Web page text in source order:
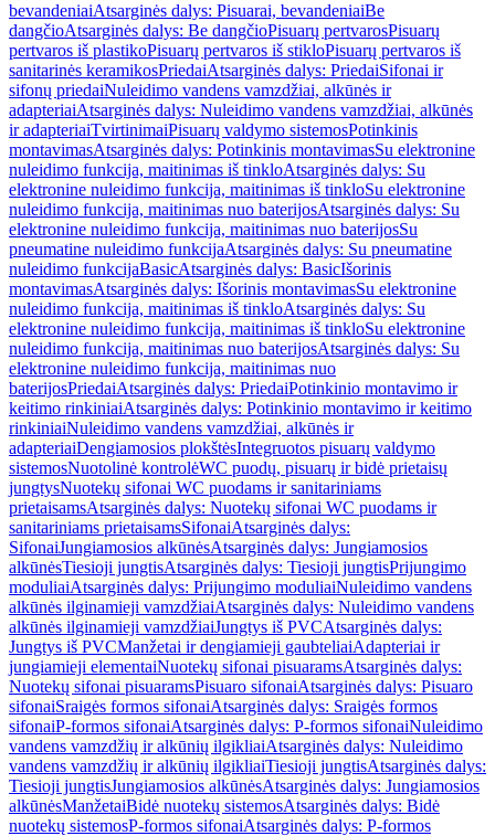
bevandeniaiAtsarginės dalys: Pisuarai, bevandeniaiBe
dangčioAtsarginės dalys: Be dangčioPisuarų pertvarosPisuarų
pertvaros iš plastikoPisuarų pertvaros iš stikloPisuarų pertvaros iš
sanitarinės keramikosPriedaiAtsarginės dalys: PriedaiSifonai ir
sifonų priedaiNuleidimo vandens vamzdžiai, alkūnės ir
adapteriaiAtsarginės dalys: Nuleidimo vandens vamzdžiai, alkūnės
ir adapteriaiTvirtinimaiPisuarų valdymo sistemosPotinkinis
montavimasAtsarginės dalys: Potinkinis montavimasSu elektronine
nuleidimo funkcija, maitinimas iš tinkloAtsarginės dalys: Su
elektronine nuleidimo funkcija, maitinimas iš tinkloSu elektronine
nuleidimo funkcija, maitinimas nuo baterijosAtsarginės dalys: Su
elektronine nuleidimo funkcija, maitinimas nuo baterijosSu
pneumatine nuleidimo funkcijaAtsarginės dalys: Su pneumatine
nuleidimo funkcijaBasicAtsarginės dalys: BasicIšorinis
montavimasAtsarginės dalys: Išorinis montavimasSu elektronine
nuleidimo funkcija, maitinimas iš tinkloAtsarginės dalys: Su
elektronine nuleidimo funkcija, maitinimas iš tinkloSu elektronine
nuleidimo funkcija, maitinimas nuo baterijosAtsarginės dalys: Su
elektronine nuleidimo funkcija, maitinimas nuo
baterijosPriedaiAtsarginės dalys: PriedaiPotinkinio montavimo ir
keitimo rinkiniaiAtsarginės dalys: Potinkinio montavimo ir keitimo
rinkiniaiNuleidimo vandens vamzdžiai, alkūnės ir
adapteriaiDengiamosios plokštėsIntegruotos pisuarų valdymo
sistemosNuotolinė kontrolėWC puodų, pisuarų ir bidė prietaisų
jungtysNuotekų sifonai WC puodams ir sanitariniams
prietaisamsAtsarginės dalys: Nuotekų sifonai WC puodams ir
sanitariniams prietaisamsSifonaiAtsarginės dalys:
SifonaiJungiamosios alkūnėsAtsarginės dalys: Jungiamosios
alkūnėsTiesioji jungtisAtsarginės dalys: Tiesioji jungtisPrijungimo
moduliaiAtsarginės dalys: Prijungimo moduliaiNuleidimo vandens
alkūnės ilginamieji vamzdžiaiAtsarginės dalys: Nuleidimo vandens
alkūnės ilginamieji vamzdžiaiJungtys iš PVCAtsarginės dalys:
Jungtys iš PVCManžetai ir dengiamieji gaubteliaiAdapteriai ir
jungiamieji elementaiNuotekų sifonai pisuaramsAtsarginės dalys:
Nuotekų sifonai pisuaramsPisuaro sifonaiAtsarginės dalys: Pisuaro
sifonaiSraigės formos sifonaiAtsarginės dalys: Sraigės formos
sifonaiP-formos sifonaiAtsarginės dalys: P-formos sifonaiNuleidimo
vandens vamzdžių ir alkūnių ilgikliaiAtsarginės dalys: Nuleidimo
vandens vamzdžių ir alkūnių ilgikliaiTiesioji jungtisAtsarginės dalys:
Tiesioji jungtisJungiamosios alkūnėsAtsarginės dalys: Jungiamosios
alkūnėsManžetaiBidė nuotekų sistemosAtsarginės dalys: Bidė
nuotekų sistemosP-formos sifonaiAtsarginės dalys: P-formos